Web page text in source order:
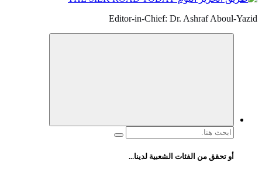
Editor-in-Chief: Dr. Ashraf Aboul-Yazid
البحث
أو تحقق من الفئات الشعبية لدينا...